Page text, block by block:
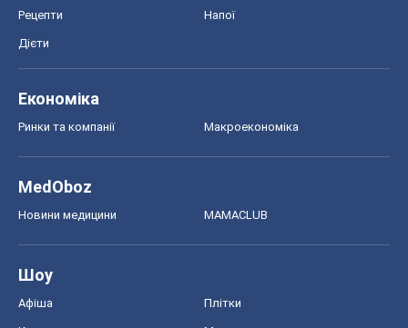
Рецепти Напої
Дієти
Економіка
Ринки та компанії Макроекономіка
MedOboz
Новини медицини MAMACLUB
Шоу
Афіша Плітки